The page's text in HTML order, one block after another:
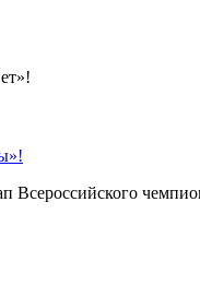
Всероссийского